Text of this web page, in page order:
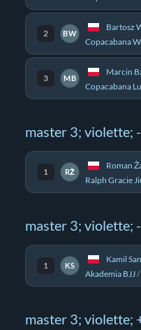
2 BW
Bartosz
Copacabana
3 MB
Marcin
Copacabana
master 3; violette;
1 RŻ
Roman
Ralph Gracie
master 3; violette;
1 KS
Kamil
Akademia BJJ/
master 3; violette;